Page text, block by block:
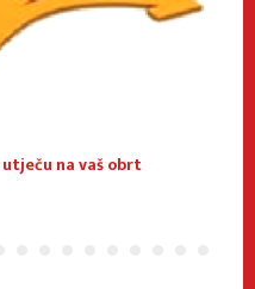
na vaš obrt